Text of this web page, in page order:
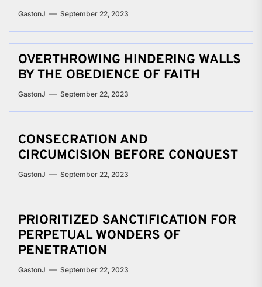
GastonJ September 22, 2023
OVERTHROWING HINDERING WALLS
BY THE OBEDIENCE OF FAITH
GastonJ September 22, 2023
CONSECRATION AND
CIRCUMCISION BEFORE CONQUEST
GastonJ September 22, 2023
PRIORITIZED SANCTIFICATION FOR
PERPETUAL WONDERS OF
PENETRATION
GastonJ September 22, 2023